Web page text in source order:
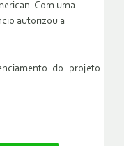
Com uma
autorizou a
do projeto